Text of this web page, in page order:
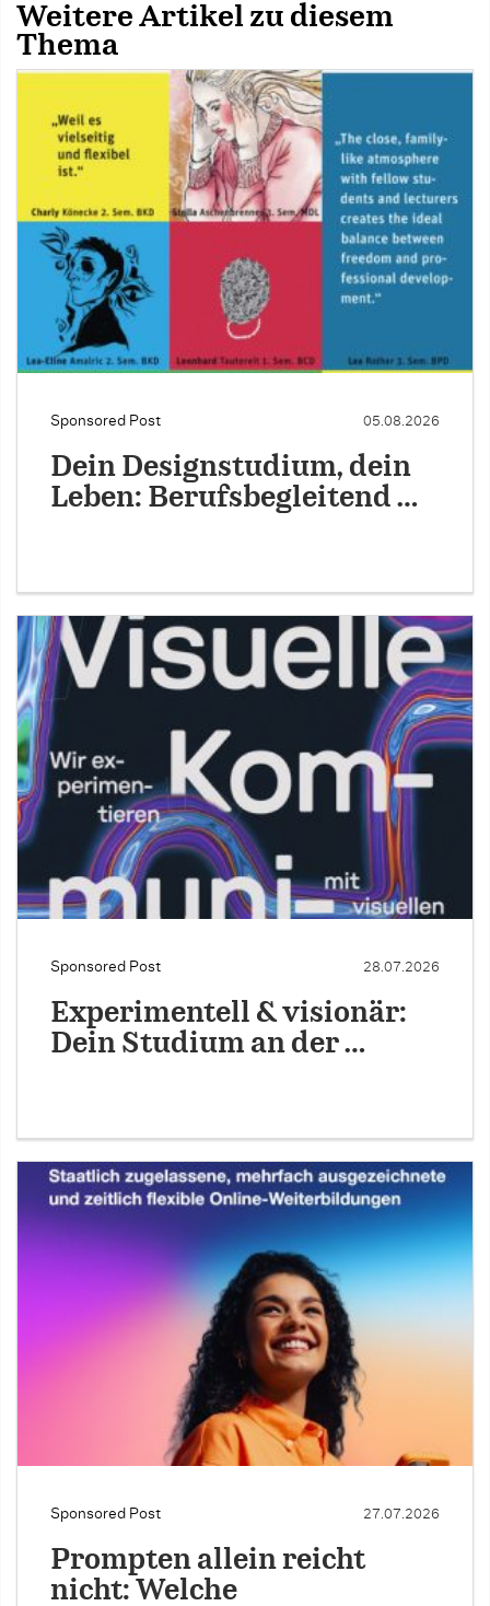
Weitere Artikel zu diesem
Thema
Sponsored Post 05.08.2026
Dein Designstudium, dein
Leben: Berufsbegleitend …
Sponsored Post 28.07.2026
Experimentell & visionär:
Dein Studium an der …
Sponsored Post 27.07.2026
Prompten allein reicht
nicht: Welche